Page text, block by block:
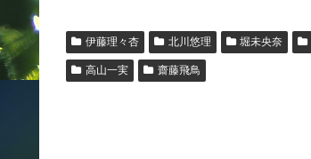
伊藤理々杏 北川悠理 堀未央奈
高山一実 齋藤飛鳥